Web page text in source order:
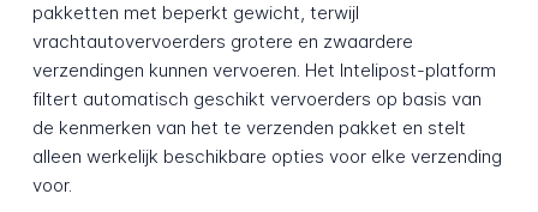
pakketten met beperkt gewicht, terwijl
vrachtautovervoerders grotere en zwaardere
verzendingen kunnen vervoeren. Het Intelipost-platform
filtert automatisch geschikt vervoerders op basis van
de kenmerken van het te verzenden pakket en stelt
alleen werkelijk beschikbare opties voor elke verzending
voor.